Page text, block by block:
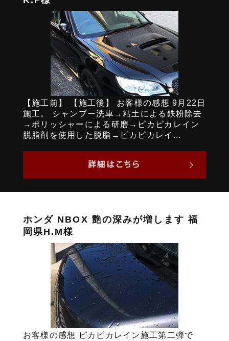
【施工前】 【施工後】 お客様の感想 9月22日
施工。 シャンプー洗車→粘土による鉄粉除去
→ポリッシャーによる研磨→ピカピカレイン
脱脂剤を使用した脱脂→ピカピカレイ...
ホンダ NBOX 艶の深みが増します 福
岡県H.M様
お客様の感想 ピカピカレイン施工第二弾で